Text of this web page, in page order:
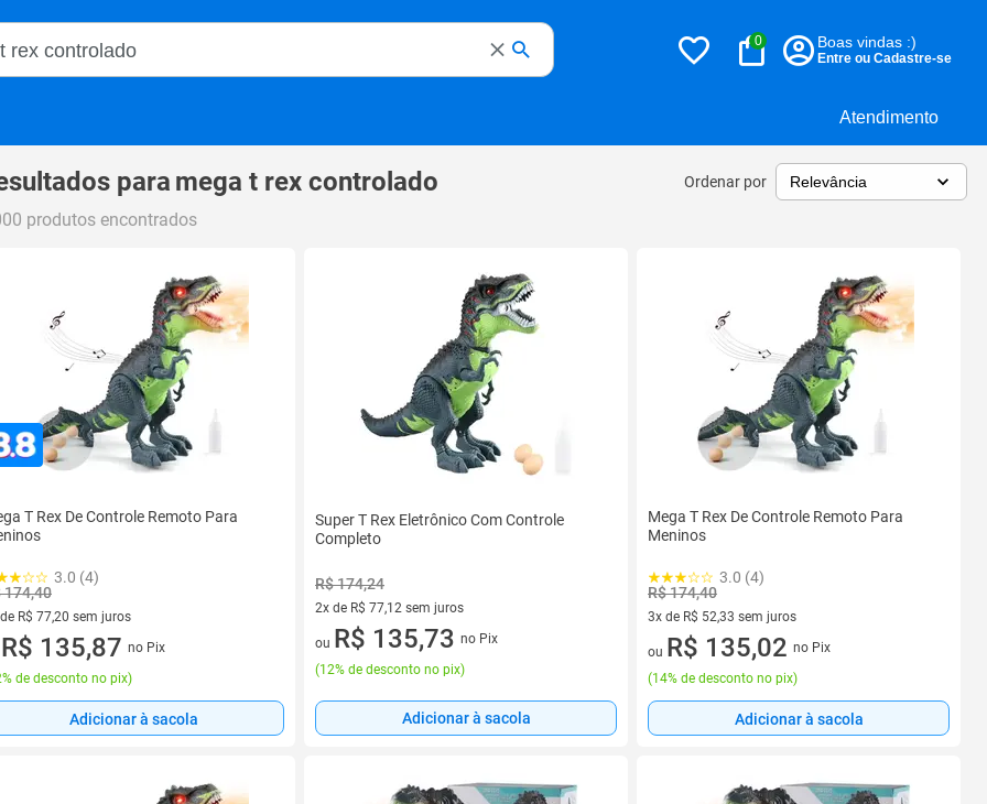
Atendimento
Magalu
0 Boas vindas :)
Entre ou Cadastre-se
para mega t rex controlado Ordenar por
produtos encontrados
T Rex De Controle Remoto Para
3.0 (4)
174,40
R$ 77,20 sem juros
de R$ 77,20 sem juros
R$ 135,87 no Pix
de desconto no pix)
Adicionar à sacola
Super T Rex Eletrônico Com Controle
Completo
R$ 174,24
2x de R$ 77,12 sem juros
2 vez de R$ 77,12 sem juros
ou R$ 135,73 no Pix
(12% de desconto no pix)
Adicionar à sacola
Mega T Rex De Controle Remoto Para
Meninos
3.0 (4)
R$ 174,40
3x de R$ 52,33 sem juros
3 vez de R$ 52,33 sem juros
ou R$ 135,02 no Pix
(14% de desconto no pix)
Adicionar à sacola